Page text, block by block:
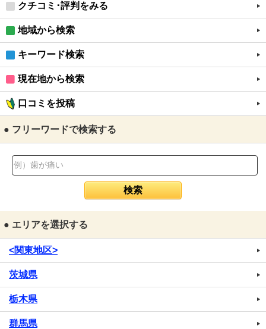
クチコミ･評判をみる
地域から検索
キーワード検索
現在地から検索
口コミを投稿
● フリーワードで検索する
● エリアを選択する
<関東地区>
茨城県
栃木県
群馬県